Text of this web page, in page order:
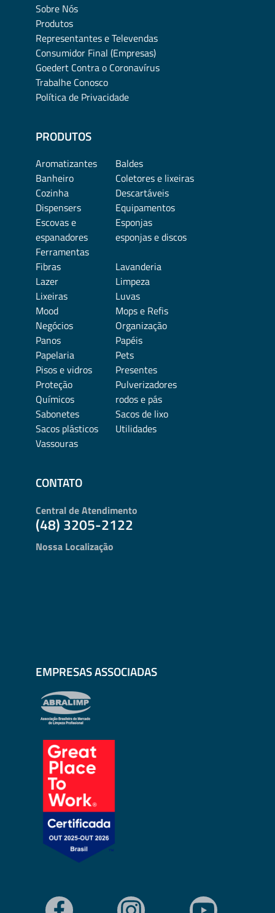
Sobre Nós
Produtos
Representantes e Televendas
Consumidor Final (Empresas)
Goedert Contra o Coronavírus
Trabalhe Conosco
Política de Privacidade
PRODUTOS
Aromatizantes
Baldes
Banheiro
Coletores e lixeiras
Cozinha
Descartáveis
Dispensers
Equipamentos
Escovas e
espanadores
Esponjas
esponjas e discos
Ferramentas
Fibras
Lavanderia
Lazer
Limpeza
Lixeiras
Luvas
Mood
Mops e Refis
Negócios
Organização
Panos
Papéis
Papelaria
Pets
Pisos e vidros
Presentes
Proteção
Pulverizadores
Químicos
rodos e pás
Sabonetes
Sacos de lixo
Sacos plásticos
Utilidades
Vassouras
CONTATO
Central de Atendimento
(48) 3205-2122
Nossa Localização
EMPRESAS ASSOCIADAS